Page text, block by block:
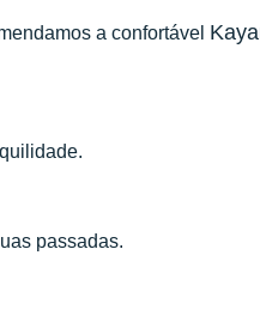
a confortável
passadas.